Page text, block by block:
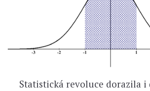
Statistická revoluce dorazila i